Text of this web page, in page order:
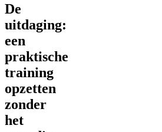
De
uitdaging:
een
praktische
training
opzetten
zonder
het